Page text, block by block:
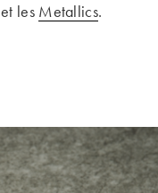
et les Metallics.